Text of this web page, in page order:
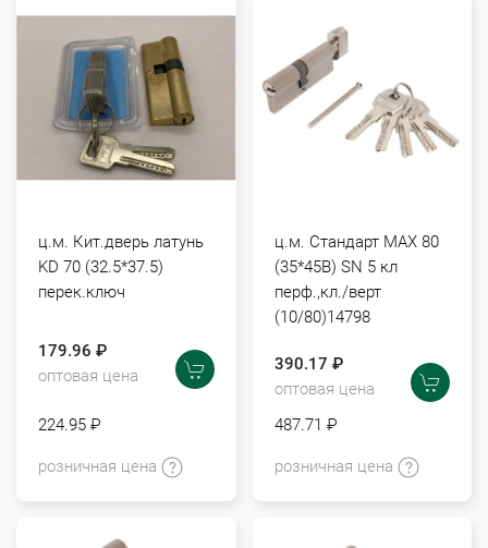
ц.м. Кит.дверь латунь
KD 70 (32.5*37.5)
перек.ключ
179.96 ₽
оптовая цена
224.95 ₽
розничная цена
ц.м. Стандарт МАХ 80
(35*45В) SN 5 кл
перф.,кл./верт
(10/80)14798
390.17 ₽
оптовая цена
487.71 ₽
розничная цена